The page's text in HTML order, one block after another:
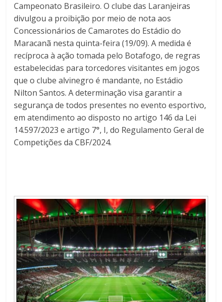
Campeonato Brasileiro. O clube das Laranjeiras
divulgou a proibição por meio de nota aos
Concessionários de Camarotes do Estádio do
Maracanã nesta quinta-feira (19/09). A medida é
recíproca à ação tomada pelo Botafogo, de regras
estabelecidas para torcedores visitantes em jogos
que o clube alvinegro é mandante, no Estádio
Nilton Santos. A determinação visa garantir a
segurança de todos presentes no evento esportivo,
em atendimento ao disposto no artigo 146 da Lei
14.597/2023 e artigo 7°, I, do Regulamento Geral de
Competições da CBF/2024.